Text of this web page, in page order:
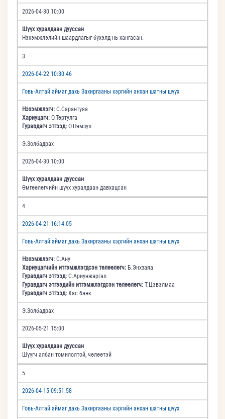
2026-04-30 10:00
Шүүх хуралдаан дууссан
Нэхэмжлэлийн шаардлагыг бүхэлд нь хангасан.
3
2026-04-22 10:30:46
Говь-Алтай аймаг дахь Захиргааны хэргийн анхан шатны шүүх
Нэхэмжлэгч: С.Сарантуяа
Хариуцагч: О.Төртулга
Гуравдагч этгээд: О.Нямзул
Э.Золбадрах
2026-04-30 10:00
Шүүх хуралдаан дууссан
Өмгөөлөгчийн шүүх хуралдаан давхацсан
4
2026-04-21 16:14:05
Говь-Алтай аймаг дахь Захиргааны хэргийн анхан шатны шүүх
Нэхэмжлэгч: С.Ану
Хариуцагчийн итгэмжлэгдсэн төлөөлөгч: Б.Энхзаяа
Гуравдагч этгээд: С.Ариунжаргал
Гуравдагч этгээдийн итгэмжлэгдсэн төлөөлөгч: Т.Цэвэлмаа
Гуравдагч этгээд: Хас банк
Э.Золбадрах
2026-05-21 15:00
Шүүх хуралдаан дууссан
Шүүгч албан томилолтой, чөлөөтэй
5
2026-04-15 09:51:58
Говь-Алтай аймаг дахь Захиргааны хэргийн анхан шатны шүүх